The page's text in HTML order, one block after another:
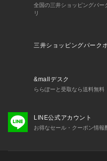
予めご了承の上ご注文下さい
全国の三井ショッピングパー
リ
三井ショッピングパーク
&mallデスク
ららぽーと受取なら送料無料
LINE公式アカウント
お得なセール・クーポン情報